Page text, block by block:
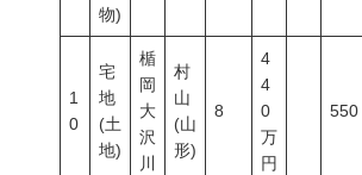
物)
1
0
宅
地
(土
地)
楯
岡
大
沢
川
村
山
(山
形)
8
4
4
0
万
円
550